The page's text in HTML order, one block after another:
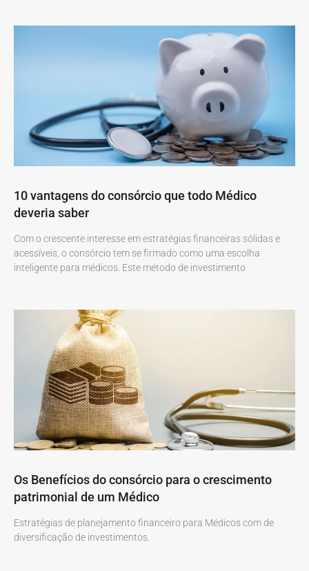
10 vantagens do consórcio que todo Médico
deveria saber
Com o crescente interesse em estratégias financeiras sólidas e
acessíveis, o consórcio tem se firmado como uma escolha
inteligente para médicos. Este método de investimento
Os Benefícios do consórcio para o crescimento
patrimonial de um Médico
Estratégias de planejamento financeiro para Médicos com de
diversificação de investimentos.